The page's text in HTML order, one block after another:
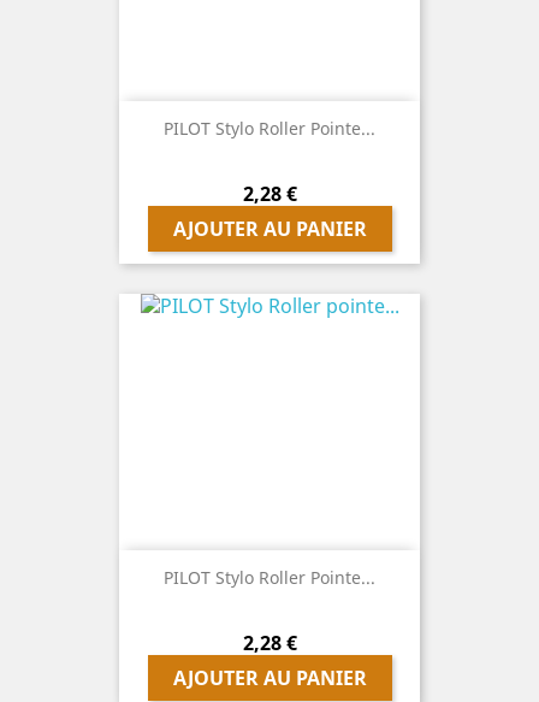
PILOT Stylo Roller Pointe...
Prix
2,28 €
AJOUTER AU PANIER
PILOT Stylo Roller Pointe...
Prix
2,28 €
AJOUTER AU PANIER